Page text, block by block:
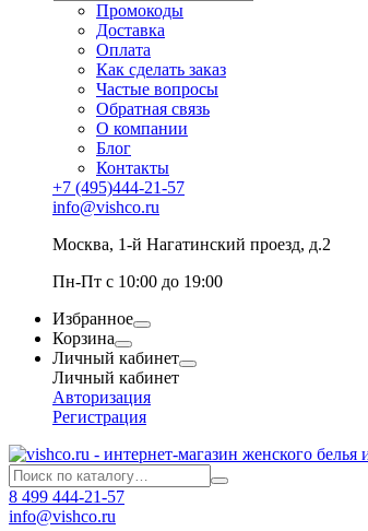
Промокоды
Доставка
Оплата
Как сделать заказ
Частые вопросы
Обратная связь
О компании
Блог
Контакты
+7 (495)444-21-57
info@vishco.ru
Москва, 1-й Нагатинский проезд, д.2
Пн-Пт с 10:00 до 19:00
Избранное
Корзина
Личный кабинет
Личный кабинет
Авторизация
Регистрация
8 499 444-21-57
info@vishco.ru